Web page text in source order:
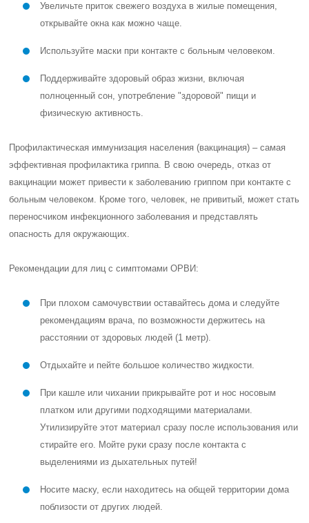
Увеличьте приток свежего воздуха в жилые помещения,
открывайте окна как можно чаще.
Используйте маски при контакте с больным человеком.
Поддерживайте здоровый образ жизни, включая
полноценный сон, употребление "здоровой" пищи и
физическую активность.
Профилактическая иммунизация населения (вакцинация) – самая
эффективная профилактика гриппа. В свою очередь, отказ от
вакцинации может привести к заболеванию гриппом при контакте с
больным человеком. Кроме того, человек, не привитый, может стать
переносчиком инфекционного заболевания и представлять
опасность для окружающих.
Рекомендации для лиц с симптомами ОРВИ:
При плохом самочувствии оставайтесь дома и следуйте
рекомендациям врача, по возможности держитесь на
расстоянии от здоровых людей (1 метр).
Отдыхайте и пейте большое количество жидкости.
При кашле или чихании прикрывайте рот и нос носовым
платком или другими подходящими материалами.
Утилизируйте этот материал сразу после использования или
стирайте его. Мойте руки сразу после контакта с
выделениями из дыхательных путей!
Носите маску, если находитесь на общей территории дома
поблизости от других людей.